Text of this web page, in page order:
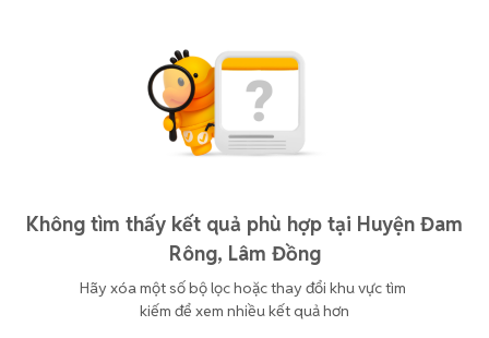
Không tìm thấy kết quả phù hợp tại Huyện Đam
Rông, Lâm Đồng
Hãy xóa một số bộ lọc hoặc thay đổi khu vực tìm
kiếm để xem nhiều kết quả hơn